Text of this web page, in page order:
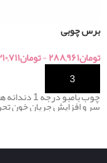
برس چوبی
تومان۲۸۸,۹۶۱-تومان
چوب بامبو
سر و افزایش جریان خون